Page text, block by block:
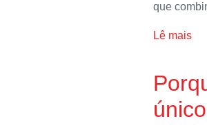
que
Lê mais
único